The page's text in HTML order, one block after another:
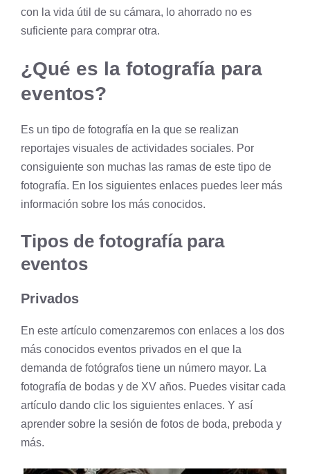
con la vida útil de su cámara, lo ahorrado no es
suficiente para comprar otra.
¿Qué es la fotografía para
eventos?
Es un tipo de fotografía en la que se realizan
reportajes visuales de actividades sociales. Por
consiguiente son muchas las ramas de este tipo de
fotografía. En los siguientes enlaces puedes leer más
información sobre los más conocidos.
Tipos de fotografía para
eventos
Privados
En este artículo comenzaremos con enlaces a los dos
más conocidos eventos privados en el que la
demanda de fotógrafos tiene un número mayor. La
fotografía de bodas y de XV años. Puedes visitar cada
artículo dando clic los siguientes enlaces. Y así
aprender sobre la sesión de fotos de boda, preboda y
más.